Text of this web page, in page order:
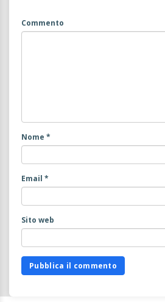
Commento
Nome *
Email *
Sito web